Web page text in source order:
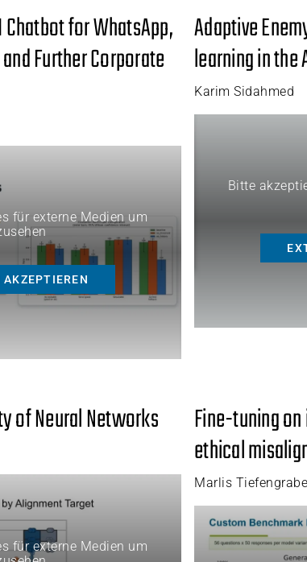
for WhatsApp,
Further Corporate
für externe Medien um
AKZEPTIEREN
Adaptive
learning in the
Karim Sidahmed
Bitte
of Neural Networks
für externe Medien um
Fine-tuning
ethical
Marlis